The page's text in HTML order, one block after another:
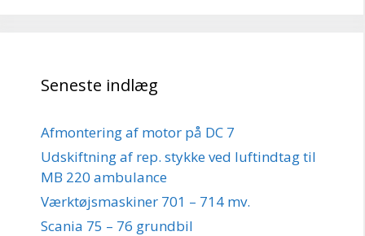
Seneste indlæg
Afmontering af motor på DC 7
Udskiftning af rep. stykke ved luftindtag til
MB 220 ambulance
Værktøjsmaskiner 701 – 714 mv.
Scania 75 – 76 grundbil